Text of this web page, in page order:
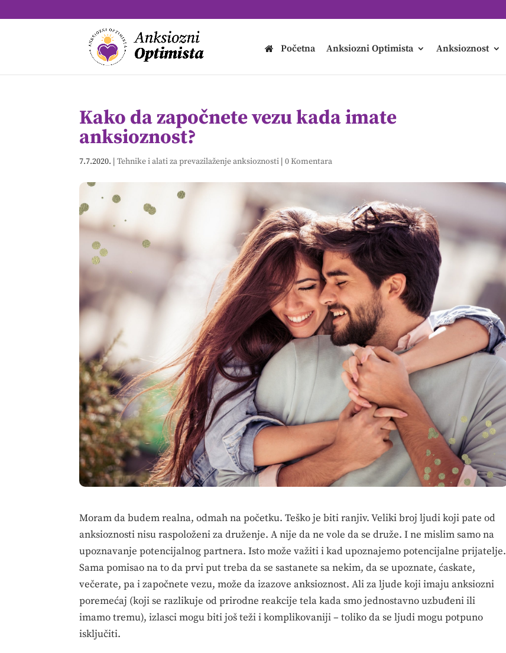
Početna Anksiozni Optimista Anksioznost
Kako da započnete vezu kada imate
anksioznost?
7.7.2020. |Tehnike i alati za prevazilaženje anksioznosti |0 Komentara
Moram da budem realna, odmah na početku. Teško je biti ranjiv. Veliki broj ljudi koji pate od
anksioznosti nisu raspoloženi za druženje. A nije da ne vole da se druže. I ne mislim samo na
upoznavanje potencijalnog partnera. Isto može važiti i kad upoznajemo potencijalne prijatelje.
Sama pomisao na to da prvi put treba da se sastanete sa nekim, da se upoznate, ćaskate,
večerate, pa i započnete vezu, može da izazove anksioznost. Ali za ljude koji imaju anksiozni
poremećaj (koji se razlikuje od prirodne reakcije tela kada smo jednostavno uzbuđeni ili
imamo tremu), izlasci mogu biti još teži i komplikovaniji – toliko da se ljudi mogu potpuno
isključiti.